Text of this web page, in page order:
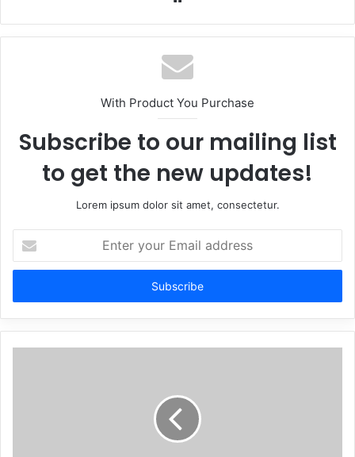
With Product You Purchase
Subscribe to our mailing list
to get the new updates!
Lorem ipsum dolor sit amet, consectetur.
your
Email